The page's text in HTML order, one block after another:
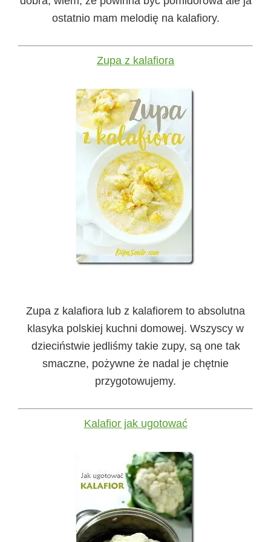
ostatnio mam melodię na kalafiory.
Zupa z kalafiora
Zupa z kalafiora lub z kalafiorem to absolutna
klasyka polskiej kuchni domowej. Wszyscy w
dzieciństwie jedliśmy takie zupy, są one tak
smaczne, pożywne że nadal je chętnie
przygotowujemy.
Kalafior jak ugotować